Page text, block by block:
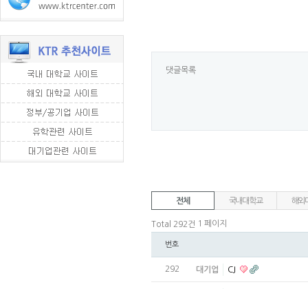
댓글목록
전체 국내대학교 해외
Total 292건 1 페이지
번호
292 대기업 CJ